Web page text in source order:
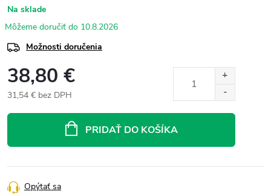
Na sklade
10.8.2026
Možnosti doručenia
38,80 €
31,54 € bez DPH
PRIDAŤ DO KOŠÍKA
Opýtať sa